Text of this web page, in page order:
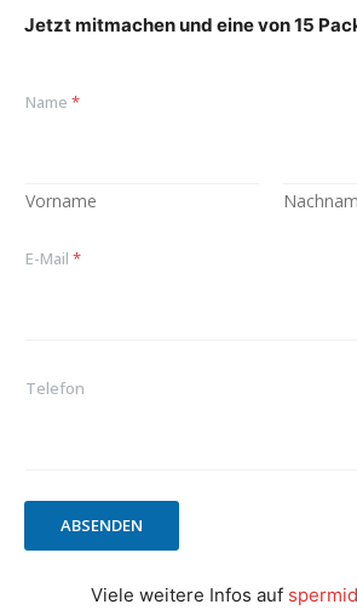
Jetzt mitmachen und eine von 15
Name *
Vorname
E-Mail *
Telefon
ABSENDEN
Viele weitere Infos auf